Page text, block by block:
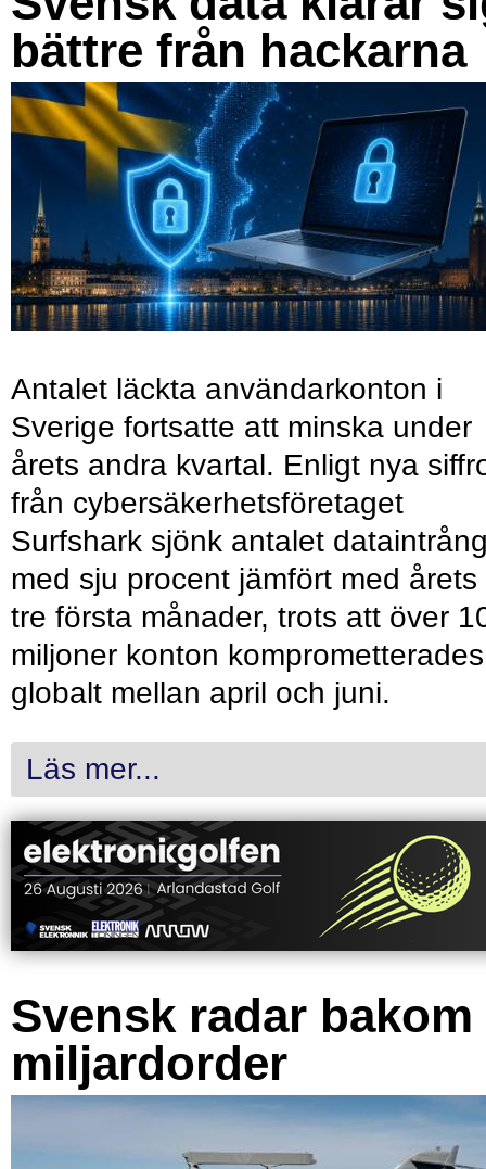
bättre från hackarna
Antalet läckta användarkonton i
Sverige fortsatte att minska under
årets andra kvartal. Enligt nya
från cybersäkerhetsföretaget
Surfshark sjönk antalet
med sju procent jämfört med årets
tre första månader, trots att över
miljoner konton komprometterades
globalt mellan april och juni.
Läs mer...
Svensk radar bakom
miljardorder